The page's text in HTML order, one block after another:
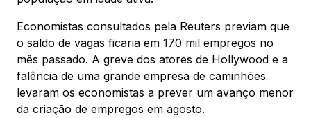
Economistas consultados pela Reuters previam que
o saldo de vagas ficaria em 170 mil empregos no
mês passado. A greve dos atores de Hollywood e a
falência de uma grande empresa de caminhões
levaram os economistas a prever um avanço menor
da criação de empregos em agosto.